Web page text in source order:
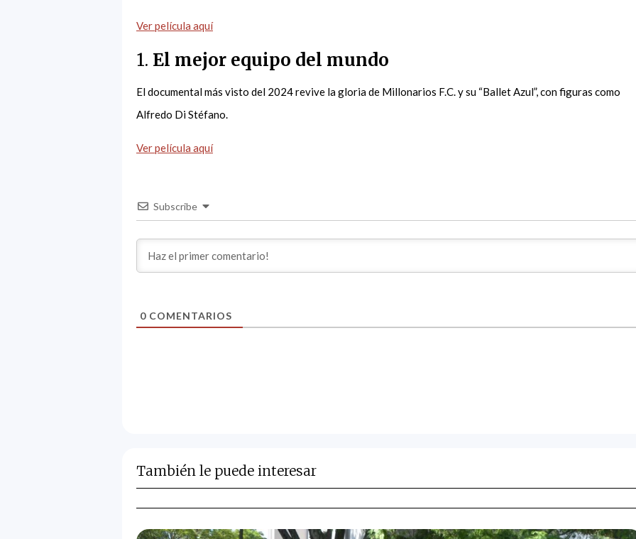
Ver película aquí
1. El mejor equipo del mundo
El documental más visto del 2024 revive la gloria de Millonarios F.C. y su “Ballet Azul”, con figuras como
Alfredo Di Stéfano.
Ver película aquí
Subscribe
0 COMENTARIOS
También le puede interesar